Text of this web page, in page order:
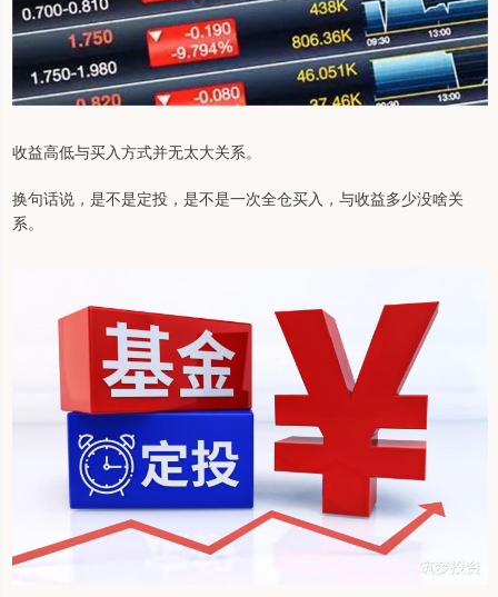
收益高低与买入方式并无太大关系。
换句话说，是不是定投，是不是一次全仓买入，与收益多少没啥关
系。